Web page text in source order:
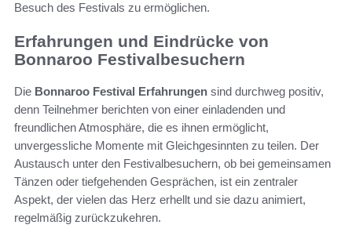
Besuch des Festivals zu ermöglichen.
Erfahrungen und Eindrücke von
Bonnaroo Festivalbesuchern
Die Bonnaroo Festival Erfahrungen sind durchweg positiv,
denn Teilnehmer berichten von einer einladenden und
freundlichen Atmosphäre, die es ihnen ermöglicht,
unvergessliche Momente mit Gleichgesinnten zu teilen. Der
Austausch unter den Festivalbesuchern, ob bei gemeinsamen
Tänzen oder tiefgehenden Gesprächen, ist ein zentraler
Aspekt, der vielen das Herz erhellt und sie dazu animiert,
regelmäßig zurückzukehren.